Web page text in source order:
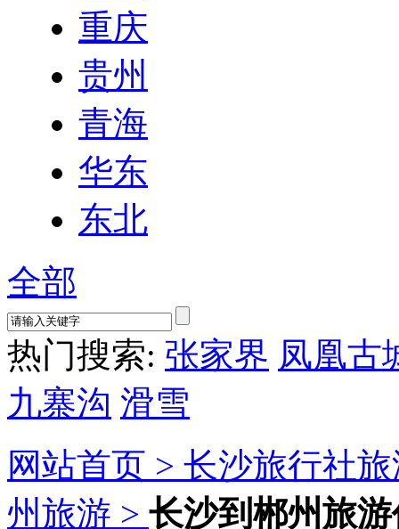
重庆
贵州
青海
华东
东北
全部
热门搜索: 张家界 凤凰古
九寨沟 滑雪
网站首页 > 长沙旅行社
州旅游 > 长沙到郴州旅